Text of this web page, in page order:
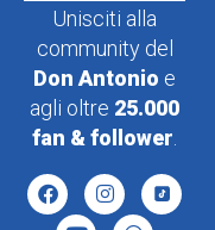
Unisciti alla
community del
Don Antonio e
agli oltre 25.000
fan & follower